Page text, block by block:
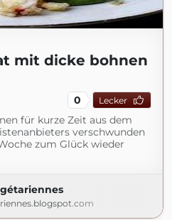
mit dicke bohnen
0 Lecker
für kurze Zeit aus dem
verschwunden
zum Glück wieder